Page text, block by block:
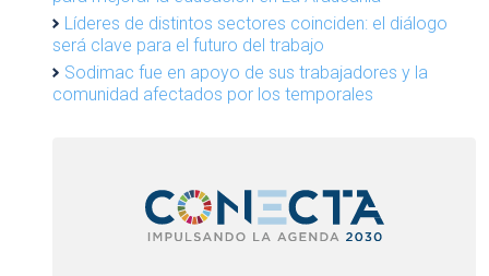
Líderes de distintos sectores coinciden: el diálogo
será clave para el futuro del trabajo
Sodimac fue en apoyo de sus trabajadores y la
comunidad afectados por los temporales